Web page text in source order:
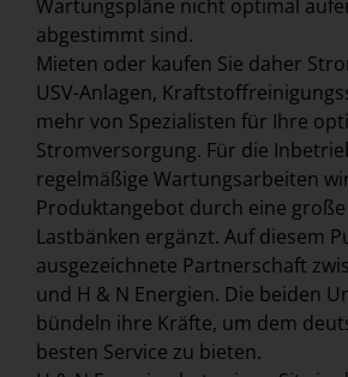
Wartungspläne nicht optimal
abgestimmt sind.
Mieten oder kaufen Sie daher
USV-Anlagen,
mehr von Spezialisten für Ihre
Stromversorgung. Für die
regelmäßige Wartungsarbeiten
Produktangebot durch eine
Lastbänken ergänzt. Auf diesem
ausgezeichnete Partnerschaft
und H & N Energien. Die beiden
bündeln ihre Kräfte, um dem
besten Service zu bieten.